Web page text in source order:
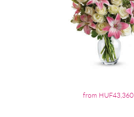
from HUF43,360